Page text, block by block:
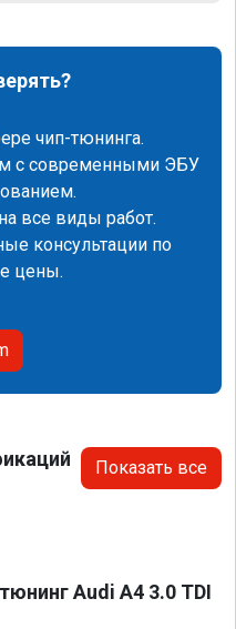
чип-тюнинга.
с современными ЭБУ
все виды работ.
консультации по
цены.
Показать все
Audi A4 3.0 TDI